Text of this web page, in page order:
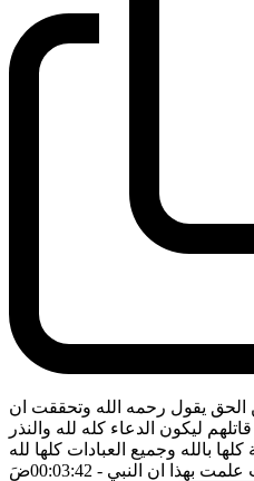
الحق يقول رحمه الله وتحققت ان
ليكون الدعاء كله لله والنذر
كلها بالله وجميع العبادات كلها لله
علمت بهذا ان النبي - 00:03:42 ضَ